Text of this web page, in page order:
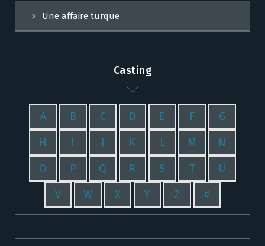
Une affaire turque
Casting
A B C D E F G
H I J K L M N
O P Q R S T U
V W X Y Z #